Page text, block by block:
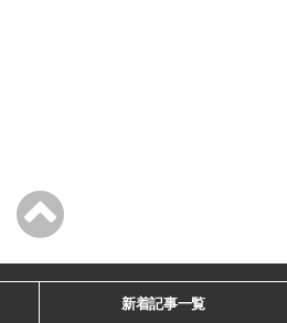
新着記事一覧